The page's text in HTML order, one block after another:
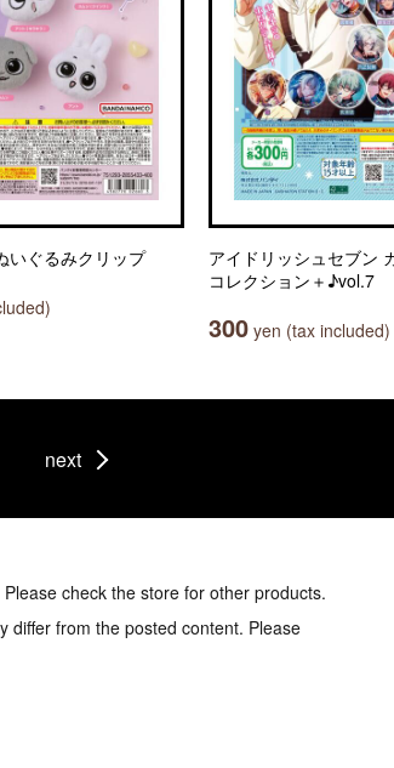
いぐるみクリップ
アイドリッシュセブン
コレクション＋♪vol.7
300 yen (tax included)
next
check the store for other products.
differ from the posted content. Please